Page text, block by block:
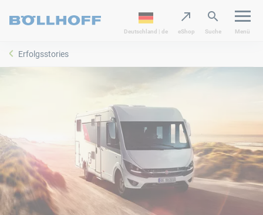
Deutschland | de eShop Suche Menü
Erfolgsstories